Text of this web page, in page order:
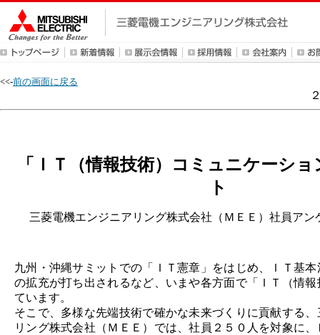
<<-前の画面に戻る
「ＩＴ（情報技術）コミュニケーシ
ト
三菱電機エンジニアリング株式会社（ＭＥＥ）社員アン
九州・沖縄サミットでの「ＩＴ憲章」をはじめ、ＩＴ基
の拡充が打ち出されるなど、いまや各方面で「ＩＴ（情
ています。
そこで、多様な先端技術で確かな未来づくりに貢献する
リング株式会社（ＭＥＥ）では、社員２５０人を対象に